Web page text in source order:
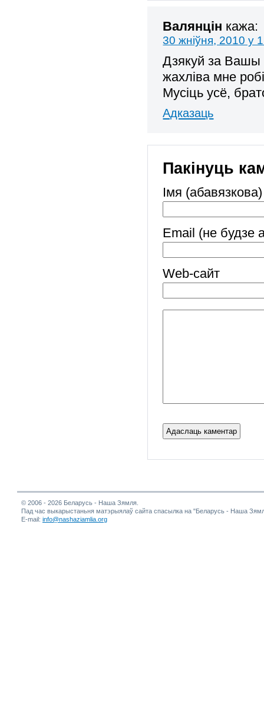
Валянцін кажа:
30 жніўня, 2010 у
Дзякуй за Вашы
жахліва мне
Мусіць усё,
Адказаць
Пакінуць
Імя (абавязкова)
Email (не будзе
Web-cайт
© 2006 - 2026 Беларусь - Наша Зямля.
Пад час выкарыстаньня матэрыялаў сайта спасылка на "Беларусь - Наша
E-mail: info@nashaziamlia.org